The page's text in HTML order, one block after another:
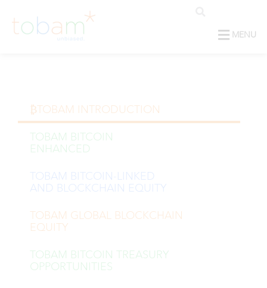
MENU
₿TOBAM INTRODUCTION
TOBAM BITCOIN
ENHANCED
TOBAM BITCOIN-LINKED
AND BLOCKCHAIN EQUITY
TOBAM GLOBAL BLOCKCHAIN
EQUITY
TOBAM BITCOIN TREASURY
OPPORTUNITIES